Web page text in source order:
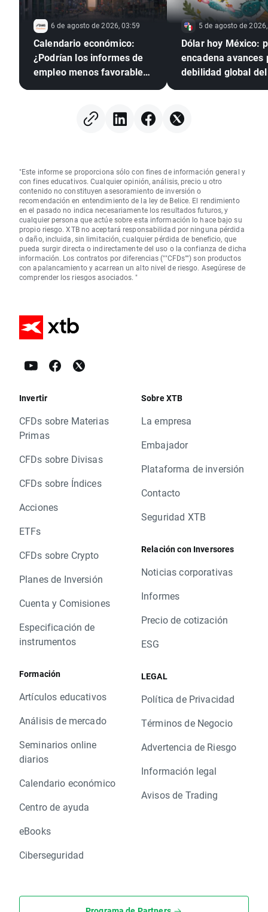
6 de agosto de 2026, 03:59
Calendario económico:
¿Podrían los informes de
empleo menos favorables
5 de agosto de
Dólar hoy México:
encadena avances
debilidad global
"Este informe se proporciona sólo con fines de información general y
con fines educativos. Cualquier opinión, análisis, precio u otro
contenido no constituyen asesoramiento de inversión o
recomendación en entendimiento de la ley de Belice. El rendimiento
en el pasado no indica necesariamente los resultados futuros, y
cualquier persona que actúe sobre esta información lo hace bajo su
propio riesgo. XTB no aceptará responsabilidad por ninguna pérdida
o daño, incluida, sin limitación, cualquier pérdida de beneficio, que
pueda surgir directa o indirectamente del uso o la confianza de dicha
información. Los contratos por diferencias (""CFDs"") son productos
con apalancamiento y acarrean un alto nivel de riesgo. Asegúrese de
comprender los riesgos asociados. "
Invertir
CFDs sobre Materias
Primas
CFDs sobre Divisas
CFDs sobre Índices
Acciones
ETFs
CFDs sobre Crypto
Planes de Inversión
Cuenta y Comisiones
Especificación de
instrumentos
Formación
Artículos educativos
Análisis de mercado
Seminarios online
diarios
Calendario económico
Centro de ayuda
eBooks
Ciberseguridad
Sobre XTB
La empresa
Embajador
Plataforma de inversión
Contacto
Seguridad XTB
Relación con Inversores
Noticias corporativas
Informes
Precio de cotización
ESG
LEGAL
Política de Privacidad
Términos de Negocio
Advertencia de Riesgo
Información legal
Avisos de Trading